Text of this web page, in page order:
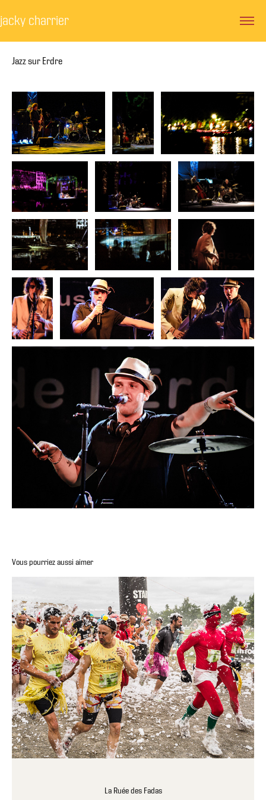
jacky charrier
Jazz sur Erdre
Vous pourriez aussi aimer
La Ruée des Fadas